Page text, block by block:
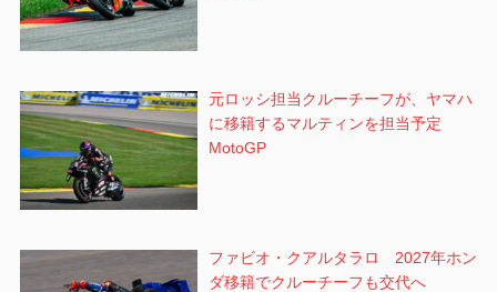
元ロッシ担当クルーチーフが、ヤマハ
に移籍するマルティンを担当予定
MotoGP
ファビオ・クアルタラロ 2027年ホン
ダ移籍でクルーチーフも交代へ